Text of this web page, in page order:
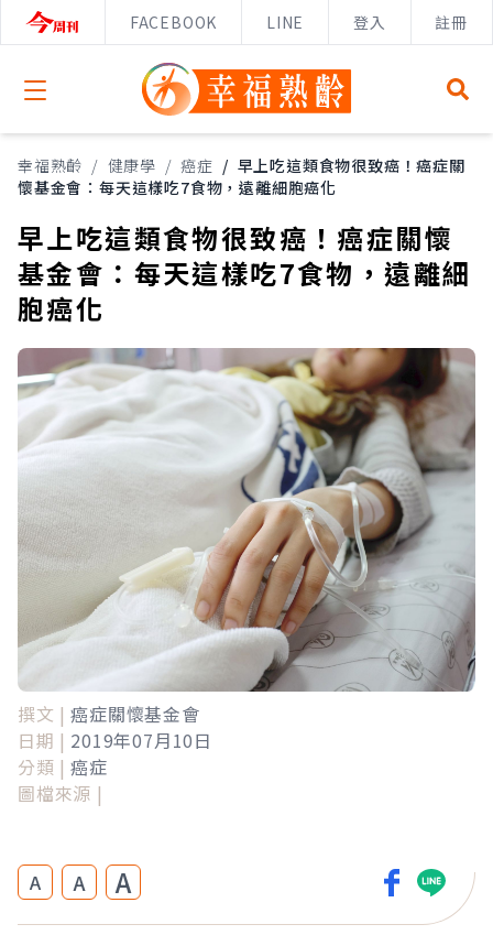
FACEBOOK LINE 登入 註冊
Open menu
幸福熟齡 / 健康學 / 癌症 / 早上吃這類食物很致癌！癌症關
懷基金會：每天這樣吃7食物，遠離細胞癌化
早上吃這類食物很致癌！癌症關懷
基金會：每天這樣吃7食物，遠離細
胞癌化
撰文 | 癌症關懷基金會
日期 | 2019年07月10日
分類 | 癌症
圖檔來源 |
A A A